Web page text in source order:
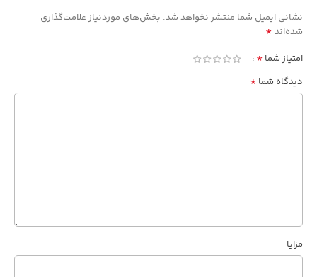
نشانی ایمیل شما منتشر نخواهد شد. بخش‌های موردنیاز علامت‌گذاری
شده‌اند *
امتیاز شما *
دیدگاه شما *
مزایا
Alternative: